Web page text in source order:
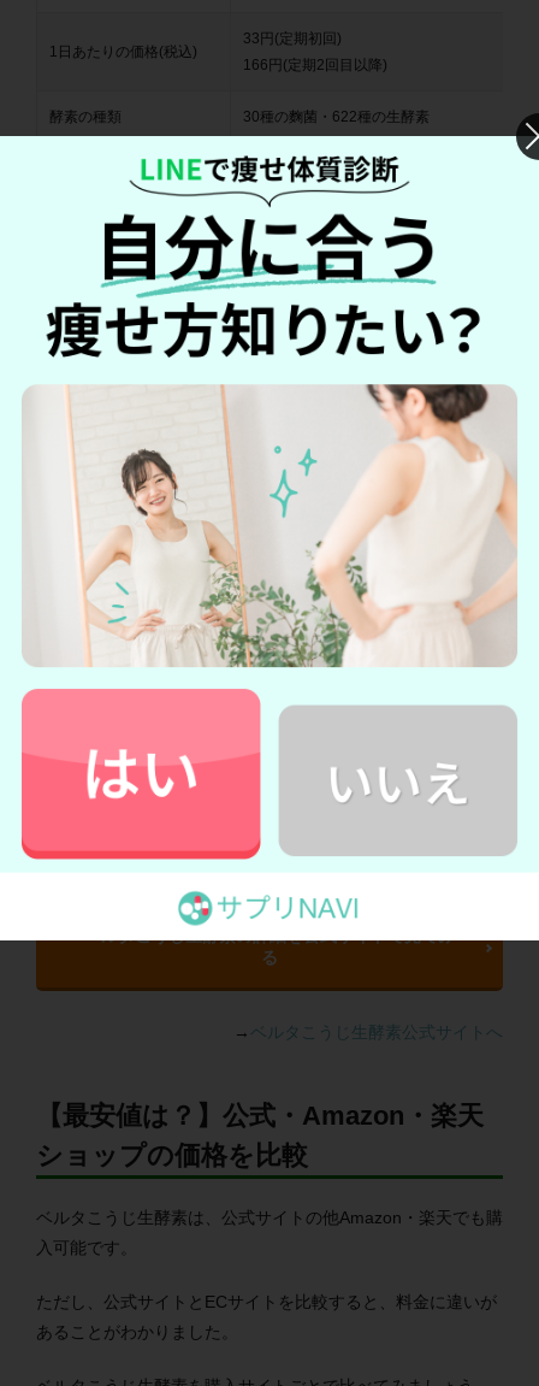
1日あたりの価格(税込)
33円(定期初回)
166円(定期2回目以降)
酵素の種類 30種の麴菌・622種の生酵素
馬プラセンタ、コラーゲンペプチド、ザク
公式サイト 公式サイトへ
ベルタこうじ生酵素は、他の酵素サプリと比べ酵素数が多く
含まれている点が特徴的です。
配合し、さらにプルーン・梅・ゆずと言った622種の生酵素が
含まれているので、腸内環境を改善し健康的なダイエットを
サポートしてくれます。
また酵素だけを摂取しても吸収されにくいのですが、ベルタ
こうじ生酵素は1.5兆個の乳酸菌を含んでいるので、酵素が吸
収されやすい腸内環境に整えてくれるのです。
さらには、馬プラセンタエキス、吸収率の良いコラーゲンペ
プチド、女性の美容に有効なザクロ、コエンザイムQ10、10
種以上のスーパーフードと言った美容成分も配合されていま
ベルタこうじ生酵素は、インナービューティーを目指しつつ
ダイエットで不足しがちな栄養素を補うことができます。
＼初回限定980円でお試しできる！／
る
→ ベルタこうじ生酵素公式サイトへ
【最安値は？】公式・Amazon・楽天
ショップの価格を比較
ベルタこうじ生酵素は、公式サイトの他Amazon・楽天でも購
入可能です。
ただし、公式サイトとECサイトを比較すると、料金に違いが
あることがわかりました。